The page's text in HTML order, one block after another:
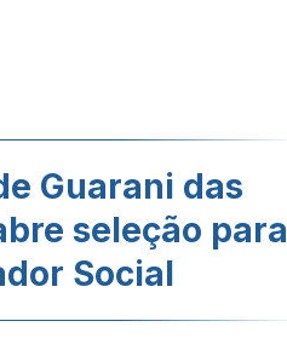
Guarani das
seleção
Social